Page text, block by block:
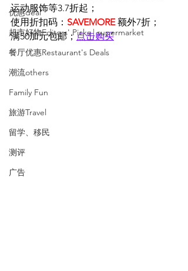
优惠deal
超市好物Editors' Picks | supermarket
餐厅优惠Restaurant's Deals
潮流others
Family Fun
旅游Travel
留学、移民
测评
广告
运动服饰等3.7折起；
使用折扣码： SAVEMORE 额外7折；
满50加元包邮；点击购买